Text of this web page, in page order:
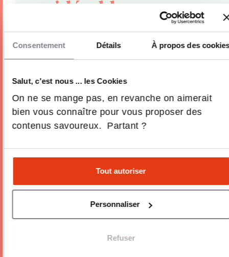
Consentement Détails À propos des
Salut, c'est nous ... les Cookies
On ne se mange pas, en revanche on aimerait
bien vous connaître pour vous proposer des
contenus savoureux. Partant ?
Tout autoriser
Personnaliser
Refuser
considérable. »
Delphine Manceau
de NEOMA Business School
Réduire la durée des études
supérieuresest un débat récurrent,
souvent présenté comme une réponse
aux difficultés d’insertion des jeunes,
voire comme un levier potentiel pour